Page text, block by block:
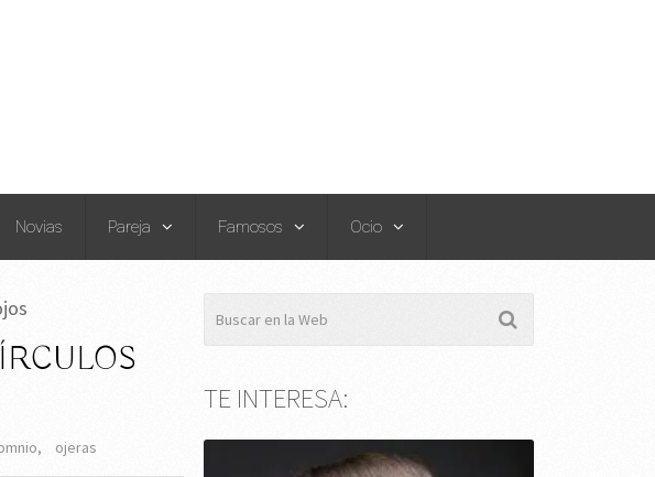
Novias Pareja Famosos Ocio
, ojeras
TE INTERESA: